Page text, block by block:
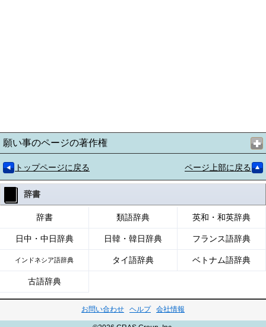
願い事のページの著作権
トップページに戻る ページ上部に戻る
辞書
辞書 類語辞典 英和・和英辞典
日中・中日辞典 日韓・韓日辞典 フランス語辞典
インドネシア語辞典 タイ語辞典 ベトナム語辞典
古語辞典
お問い合わせ ヘルプ 会社情報